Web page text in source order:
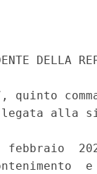
DELLA
quinto
alla
febbraio
e